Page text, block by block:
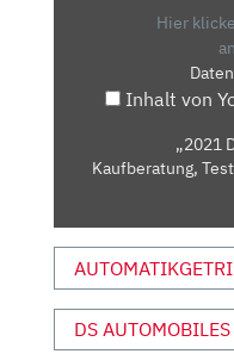
KAUFBERATUNG,
REVIEW,
FAHRBERICHT
AUSFAHRT.TV“
VON
Hier
Inhalt von
„2021
Kaufberatung,
DS AUTOMOBILES